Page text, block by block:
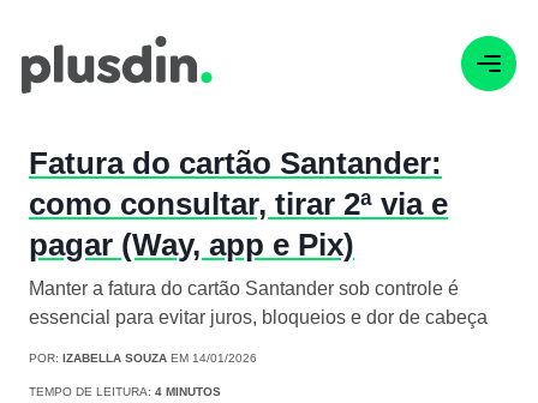
Fatura do cartão Santander:
como consultar, tirar 2ª via e
pagar (Way, app e Pix)
Manter a fatura do cartão Santander sob controle é
essencial para evitar juros, bloqueios e dor de cabeça
POR: IZABELLA SOUZA EM 14/01/2026
TEMPO DE LEITURA: 4 MINUTOS